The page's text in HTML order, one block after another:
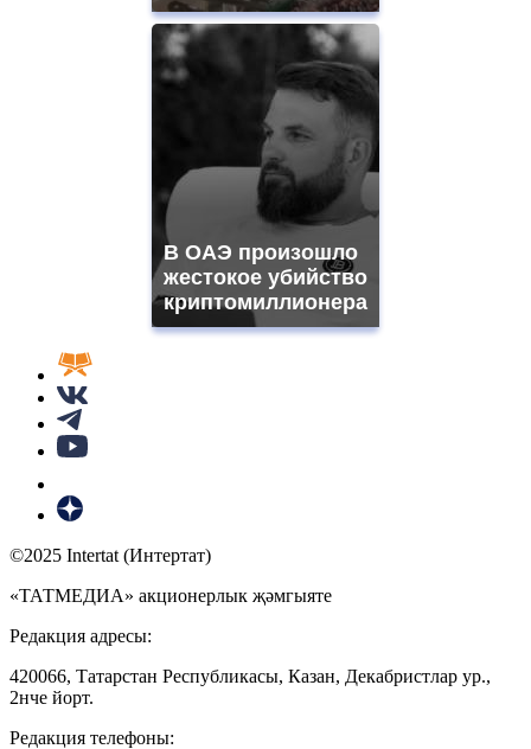
В ОАЭ произошло
жестокое убийство
криптомиллионера
©2025 Intertat (Интертат)
«ТАТМЕДИА» акционерлык җәмгыяте
Редакция адресы:
420066, Татарстан Республикасы, Казан, Декабристлар ур.,
2нче йорт.
Редакция телефоны: